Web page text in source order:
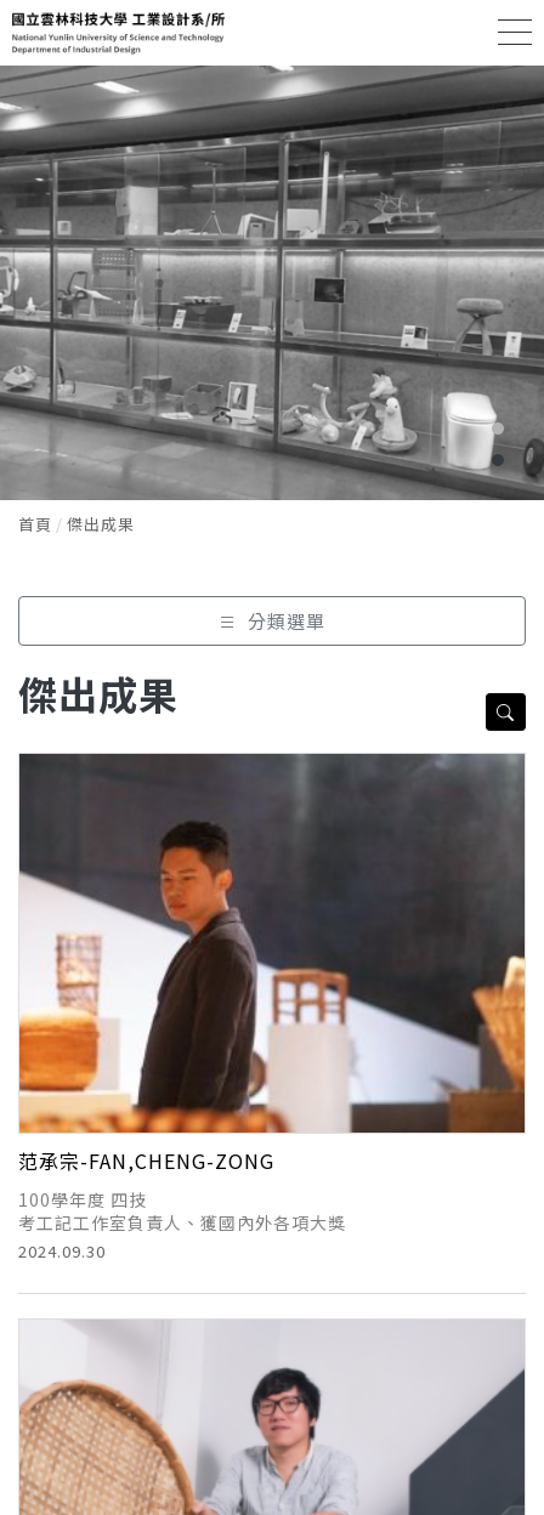
首頁 傑出成果
分類選單
傑出成果
范承宗-FAN,CHENG-ZONG
100學年度 四技
考工記工作室負責人、獲國內外各項大獎
2024.09.30